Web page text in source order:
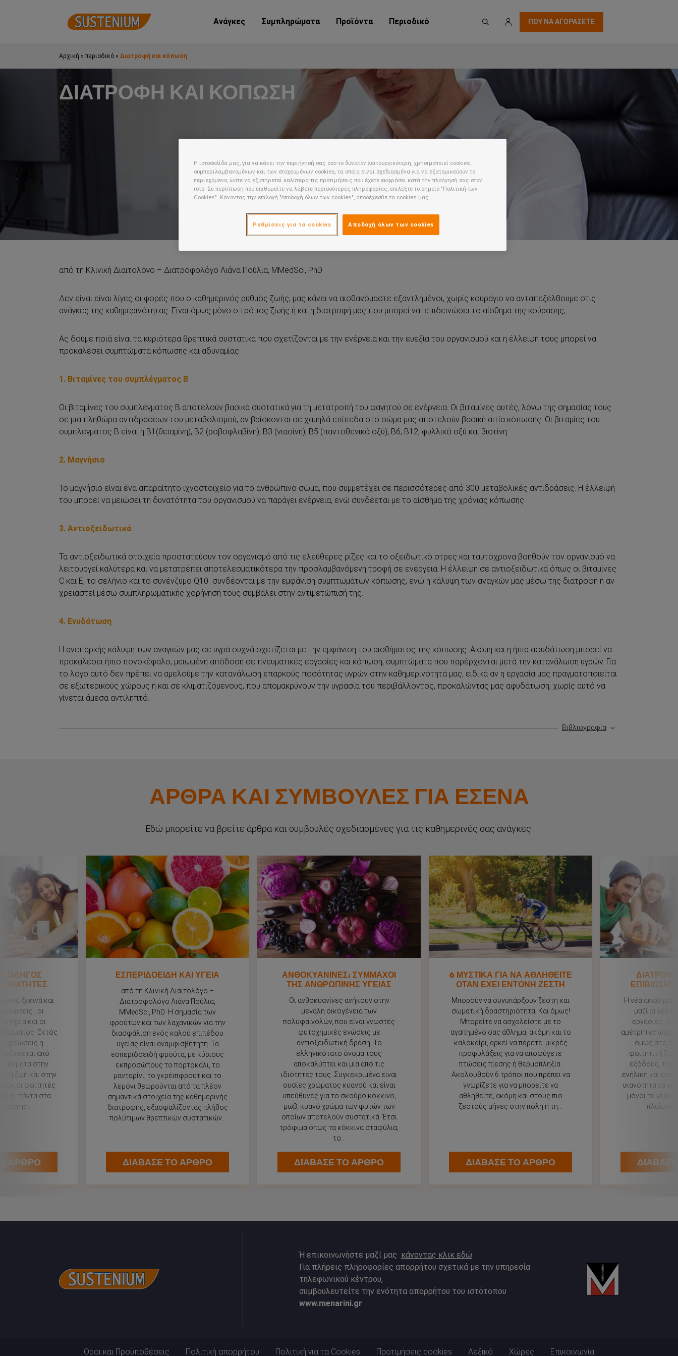
Ανάγκες Συμπληρώματα Προϊόντα Περιοδικό ΠΟΥ ΝΑ ΑΓΟΡΑΣΕΤΕ
Αρχική » περιοδικό » Διατροφή και κόπωση
ΔΙΑΤΡΟΦΗ ΚΑΙ ΚΟΠΩΣΗ
από τη Κλινική Διαιτολόγο – Διατροφολόγο Λιάνα Πούλια, MMedSci, PhD
Δεν είναι είναι λίγες οι φορές που ο καθημερινός ρυθμός ζωής, μας κάνει να αισθανόμαστε εξαντλημένοι, χωρίς κουράγιο να ανταπεξέλθουμε στις
ανάγκες της καθημερινότητας. Είναι όμως μόνο ο τρόπος ζωής ή και η διατροφή μας που μπορεί να επιδεινώσει το αίσθημα της κούρασης;
Ας δούμε ποιά είναι τα κυριότερα θρεπτικά συστατικά που σχετίζονται με την ενέργεια και την ευεξία του οργανισμού και η έλλειψή τους μπορεί να
προκαλέσει συμπτώματα κόπωσης και αδυναμίας.
1. Βιταμίνες του συμπλέγματος B
Οι βιταμίνες του συμπλέγματος Β αποτελούν βασικά συστατικά για τη μετατροπή του φαγητού σε ενέργεια. Οι βιταμίνες αυτές, λόγω της σημασίας τους
σε μια πληθώρα αντιδράσεων του μεταβολισμού, αν βρίσκονται σε χαμηλά επίπεδα στο σώμα μας αποτελούν βασική αιτία κόπωσης. Οι βιταμίες του
συμπλέγματος Β είναι η Β1(θειαμίνη), Β2 (ροβοφλαβίνη), Β3 (νιασίνη), Β5 (παντοθενικό οξύ), Β6, Β12, φυλλικό οξύ και βιοτίνη.
2. Μαγνήσιο
Το μαγνήσιο είναι ένα απαραίτητο ιχνοστοιχείο για το ανθρώπινο σώμα, που συμμετέχει σε περισσότερες από 300 μεταβολικές αντιδράσεις. Η έλλειψή
του μπορεί να μειώσει τη δυνατότητα του οργανισμού να παράγει ενέργεια, ενώ συνδέεται με το αίσθημα της χρόνιας κόπωσης.
3. Αντιοξειδωτικά
Τα αντιοξειδωτικά στοιχεία προστατεύουν τον οργανισμό από τις ελεύθερες ρίζες και το οξειδωτικό στρες και ταυτόχρονα βοηθούν τον οργανισμό να
λειτουργεί καλύτερα και να μετατρέπει αποτελεσματικότερα την προσλαμβανόμενη τροφή σε ενέργεια. Η έλλειψη σε αντιοξειδωτικά όπως οι βιταμίνες
C και Ε, το σελήνιο και το συνένζυμο Q10 συνδέονται με την εμφάνιση συμπτωμάτων κόπωσης, ενώ η κάλυψη των αναγκών μας μέσω της διατροφή ή αν
χρειαστεί μέσω συμπληρωματικής χορήγησή τους συμβάλει στην αντιμετώπισή της.
4. Ενυδάτωση
Η ανεπαρκής κάλυψη των αναγκών μας σε υγρά συχνά σχετίζεται με την εμφάνιση του αισθήματος της κόπωσης. Ακόμη και η ήπια αφυδάτωση μπορεί να
προκαλέσει ήπιο πονοκέφαλο, μειωμένη απόδοση σε πνευματικές εργασίες και κόπωση, συμπτώματα που παρέρχονται μετά την κατανάλωση υγρών. Για
το λογο αυτό δεν πρέπει να αμελούμε την κατανάλωση επαρκούς ποσότητας υγρών στην καθημερινότητά μας, ειδικά αν η εργασία μας πραγματοποιείται
σε εξωτερικούς χώρους ή και σε κλιματιζόμενους, που απομακρύνουν την υγρασία του περιβάλλοντος, προκαλώντας μας αφυδάτωση, χωρίς αυτό να
γίνεται άμεσα αντιληπτό.
Βιβλιογραφία
ΑΡΘΡΑ ΚΑΙ ΣΥΜΒΟΥΛΕΣ ΓΙΑ ΕΣΕΝΑ
Εδώ μπορείτε να βρείτε άρθρα και συμβουλές σχεδιασμένες για τις καθημερινές σας ανάγκες.
ΟΔΗΓΟΣ
ΦΟΙΤΗΤΕΣ
ξεκινά και
, οι
και οι
Εκτός
η
από
βήματα στην
ζωή και στην
οι φοιτητές
πάντα στα
ΑΡΘΡΟ
ΕΣΠΕΡΙΔΟΕΙΔΗ ΚΑΙ ΥΓΕΙΑ
από τη Κλινική Διαιτολόγο –
Διατροφολόγο Λιάνα Πούλια,
MMedSci, PhD Η σημασία των
φρούτων και των λαχανικών για την
διασφάλιση ενός καλού επιπέδου
υγείας είναι αναμφισβήτητη. Τα
εσπεριδοειδή φρούτα, με κύριους
εκπροσώπους το πορτοκάλι, το
μανταρίνι, το γκρέιπφρουτ και το
λεμόνι θεωρούνται από τα πλέον
σημαντικά στοιχεία της καθημερινής
διατροφής, εξασφαλίζοντας πλήθος
πολύτιμων θρεπτικών συστατικών...
ΔΙΑΒΑΣΕ ΤΟ ΑΡΘΡΟ
ΑΝΘΟΚΥΑΝΙΝΕΣ: ΣΥΜΜΑΧΟΙ
ΤΗΣ ΑΝΘΡΩΠΙΝΗΣ ΥΓΕΙΑΣ
Οι ανθοκυανίνες ανήκουν στην
μεγάλη οικογένεια των
πολυφαινολών, που είναι γνωστές
φυτοχημικές ενώσεις με
αντιοξειδωτική δράση. Το
ελληνικότατο όνομα τους
αποκαλύπτει και μία από τις
ιδιότητες τους. Συγκεκριμένα είναι
ουσίες χρώματος κυανού και είναι
υπεύθυνες για το σκούρο κόκκινο,
μωβ, κυανό χρώμα των φυτών των
οποίων αποτελούν συστατικά. Έτσι
τρόφιμα όπως τα κόκκινα σταφύλια,
το...
ΔΙΑΒΑΣΕ ΤΟ ΑΡΘΡΟ
6 ΜΥΣΤΙΚΑ ΓΙΑ ΝΑ ΑΘΛΗΘΕΙΤΕ
ΟΤΑΝ ΕΧΕΙ ΕΝΤΟΝΗ ΖΕΣΤΗ
Μπορούν να συνυπάρξουν ζέστη και
σωματική δραστηριότητα; Και όμως!
Μπορείτε να ασχολείστε με το
αγαπημένο σας άθλημα, ακόμη και το
καλοκαίρι, αρκεί να πάρετε μικρές
προφυλάξεις για να αποφύγετε
πτώσεις πίεσης ή θερμοπληξία.
Ακολουθούν 6 τρόποι που πρέπει να
γνωρίζετε για να μπορείτε να
αθληθείτε, ακόμη και στους πιο
ζεστούς μήνες στην πόλη ή τη...
ΔΙΑΒΑΣΕ ΤΟ ΑΡΘΡΟ
ΕΠΙΒΙΩΣΗΣ
Η νέα
μαζί οι νέες
εργασίες, τα
αμέτρητες ώρες
όμως από
φοιτητική
εξόδους, τα
ενήλικη και
ικανότητα να
μόνοι τα
πλαίσια
Ή επικοινωνήστε μαζί μας κάνοντας κλικ εδώ
Για πλήρεις πληροφορίες απορρήτου σχετικά με την υπηρεσία
τηλεφωνικού κέντρου,
συμβουλευτείτε την ενότητα απορρήτου του ιστότοπου
www.menarini.gr
Όροι και Προϋποθέσεις Πολιτική απορρήτου Πολιτική για τα Cookies Προτιμήσεις cookies Λεξικό Χώρες Επικοινωνία
Η ιστοσελίδα μας, για να κάνει την περιήγησή σας όσο το δυνατόν λειτουργικότερη, χρησιμοποιεί cookies,
συμπεριλαμβανομένων και των στοχευμένων cookies, τα οποία είναι σχεδιασμένα για να εξατομικεύουν το
περιεχόμενο, ώστε να εξυπηρετεί καλύτερα τις προτιμήσεις που έχετε εκφράσει κατά την πλοήγησή σας στον
ιστό. Σε περίπτωση που επιθυμείτε να λάβετε περισσότερες πληροφορίες, επιλέξτε το σημείο "Πολιτική των
Cookies". Κάνοντας την επιλογή "Αποδοχή όλων των cookies", αποδέχεσθε τα cookies μας.
Αποδοχή όλων των cookies
Ρυθμίσεις για τα cookies